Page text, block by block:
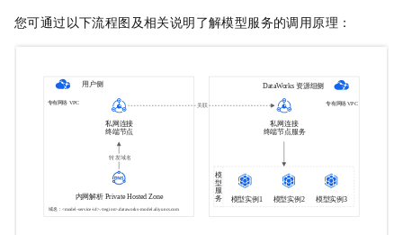
您可通过以下流程图及相关说明了解模型服务的调用原理：